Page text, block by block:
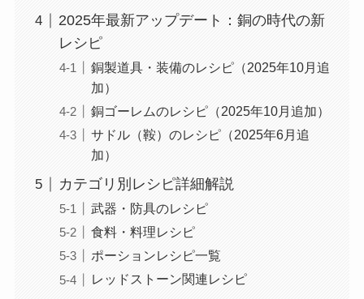
2025年最新アップデート：銅の時代の新
レシピ
銅製道具・装備のレシピ（2025年10月追
加）
銅ゴーレムのレシピ（2025年10月追加）
サドル（鞍）のレシピ（2025年6月追
加）
カテゴリ別レシピ詳細解説
武器・防具のレシピ
食料・料理レシピ
ポーションレシピ一覧
レッドストーン関連レシピ